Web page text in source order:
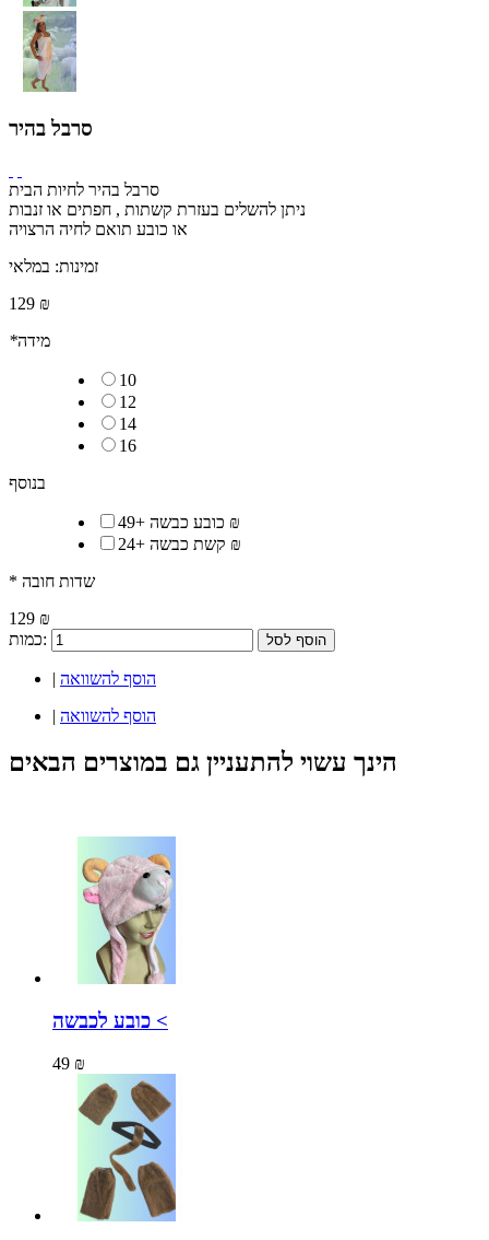
סרבל בהיר
סרבל בהיר לחיות הבית
ניתן להשלים בעזרת קשתות , חפתים או זנבות
או כובע תואם לחיה הרצויה
זמינות: במלאי
129 ₪
*מידה
10
12
14
16
בנוסף
כובע כבשה +
49 ₪
קשת כבשה +
24 ₪
* שדות חובה
129 ₪
כמות:
הוסף לסל
| הוסף להשוואה
| הוסף להשוואה
הינך עשוי להתעניין גם במוצרים הבאים
כובע לכבשה <
49 ₪